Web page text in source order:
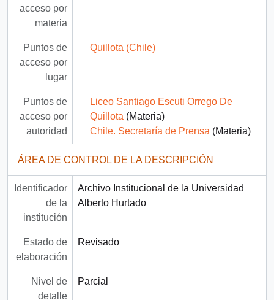
acceso por
materia
Puntos de
acceso por
lugar
Quillota (Chile)
Puntos de
acceso por
autoridad
Liceo Santiago Escuti Orrego De
Quillota (Materia)
Chile. Secretaría de Prensa (Materia)
ÁREA DE CONTROL DE LA DESCRIPCIÓN
Identificador
de la
institución
Archivo Institucional de la Universidad
Alberto Hurtado
Estado de
elaboración
Revisado
Nivel de
detalle
Parcial